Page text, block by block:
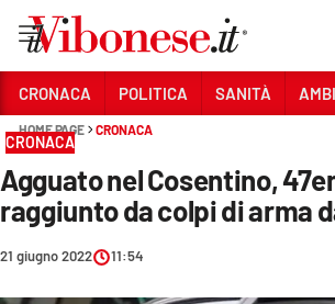
Sezioni
CRONACA
POLITICA
SANITÀ
CRONACA POLITICA SANITÀ
HOME PAGE CRONACA
CRONACA
Agguato nel Cosentino,
raggiunto da colpi di arma
21 giugno 2022 11:54